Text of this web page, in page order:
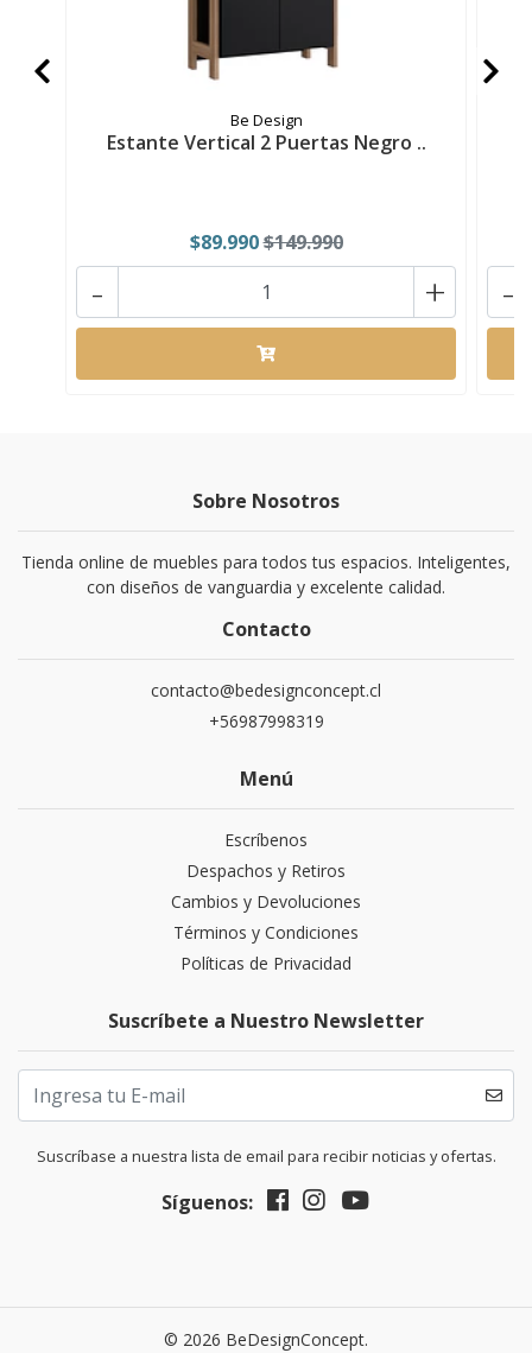
Be Design
Estante Vertical 2 Puertas Negro ..
$89.990$149.990
+
- -
Sobre Nosotros
Tienda online de muebles para todos tus espacios. Inteligentes,
con diseños de vanguardia y excelente calidad.
Contacto
contacto@bedesignconcept.cl
+56987998319
Menú
Escríbenos
Despachos y Retiros
Cambios y Devoluciones
Términos y Condiciones
Políticas de Privacidad
Suscríbete a Nuestro Newsletter
Suscríbase a nuestra lista de email para recibir noticias y ofertas.
Síguenos:
© 2026 BeDesignConcept.